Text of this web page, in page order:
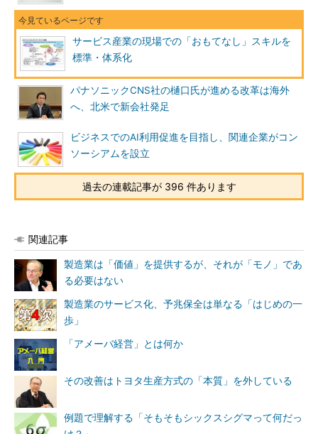
サービス産業の現場での「おもてなし」スキルを
標準・体系化
パナソニックCNS社の樋口氏が進める改革は海外
へ、北米で新会社発足
ビジネスでのAI利用促進を目指し、関連企業がコン
ソーシアムを設立
過去の連載記事が 396 件あります
関連記事
製造業は「価値」を提供するが、それが「モノ」であ
る必要はない
製造業のサービス化、予兆保全は単なる「はじめの一
歩」
「アメーバ経営」とは何か
その改善はトヨタ生産方式の「本質」を外している
例題で理解する「そもそもシックスシグマって何だっ